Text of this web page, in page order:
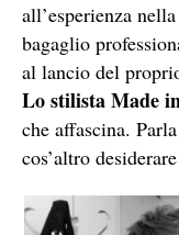
all’esperienza
bagaglio
al lancio del
Lo stilista Made
che affascina.
cos’altro